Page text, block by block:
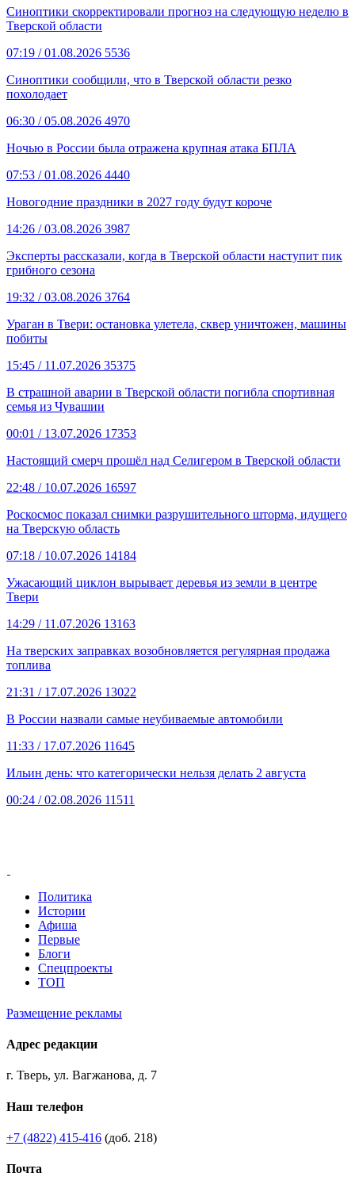
Синоптики скорректировали прогноз на следующую неделю в
Тверской области
07:19 / 01.08.2026 5536
Синоптики сообщили, что в Тверской области резко
похолодает
06:30 / 05.08.2026 4970
Ночью в России была отражена крупная атака БПЛА
07:53 / 01.08.2026 4440
Новогодние праздники в 2027 году будут короче
14:26 / 03.08.2026 3987
Эксперты рассказали, когда в Тверской области наступит пик
грибного сезона
19:32 / 03.08.2026 3764
Ураган в Твери: остановка улетела, сквер уничтожен, машины
побиты
15:45 / 11.07.2026 35375
В страшной аварии в Тверской области погибла спортивная
семья из Чувашии
00:01 / 13.07.2026 17353
Настоящий смерч прошёл над Селигером в Тверской области
22:48 / 10.07.2026 16597
Роскосмос показал снимки разрушительного шторма, идущего
на Тверскую область
07:18 / 10.07.2026 14184
Ужасающий циклон вырывает деревья из земли в центре
Твери
14:29 / 11.07.2026 13163
На тверских заправках возобновляется регулярная продажа
топлива
21:31 / 17.07.2026 13022
В России назвали самые неубиваемые автомобили
11:33 / 17.07.2026 11645
Ильин день: что категорически нельзя делать 2 августа
00:24 / 02.08.2026 11511
Политика
Истории
Афиша
Первые
Блоги
Спецпроекты
ТОП
Размещение рекламы
Адрес редакции
г. Тверь, ул. Вагжанова, д. 7
Наш телефон
+7 (4822) 415-416 (доб. 218)
Почта